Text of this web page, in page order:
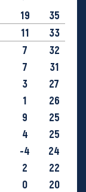
19
35
11
33
7
32
7
31
3
27
1
26
9
25
4
25
-4
24
2
22
0
20